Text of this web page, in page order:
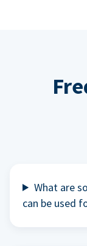
What are
can be used